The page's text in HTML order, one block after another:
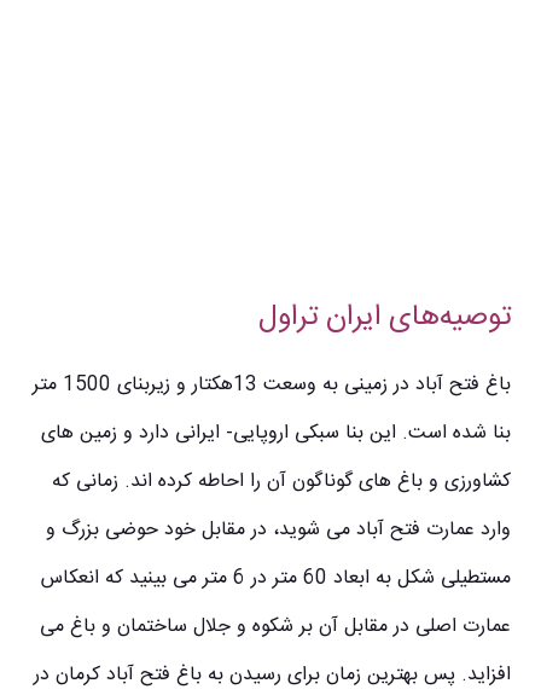
توصیه‌های ایران تراول
باغ فتح آباد در زمینی به وسعت 13هکتار و زیربنای 1500 متر
بنا شده است. این بنا سبکی اروپایی- ایرانی دارد و زمین های
کشاورزی و باغ های گوناگون آن را احاطه کرده اند. زمانی که
وارد عمارت فتح آباد می شوید، در مقابل خود حوضی بزرگ و
مستطیلی شکل به ابعاد 60 متر در 6 متر می بینید که انعکاس
عمارت اصلی در مقابل آن بر شکوه و جلال ساختمان و باغ می
افزاید. پس بهترین زمان برای رسیدن به باغ فتح آباد کرمان در